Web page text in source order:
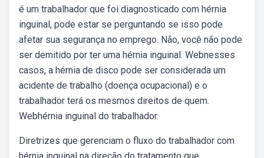
é um trabalhador que foi diagnosticado com hérnia
inguinal, pode estar se perguntando se isso pode
afetar sua segurança no emprego. Não, você não pode
ser demitido por ter uma hérnia inguinal. Webnesses
casos, a hérnia de disco pode ser considerada um
acidente de trabalho (doença ocupacional) e o
trabalhador terá os mesmos direitos de quem.
Webhérnia inguinal do trabalhador.
Diretrizes que gerenciam o fluxo do trabalhador com